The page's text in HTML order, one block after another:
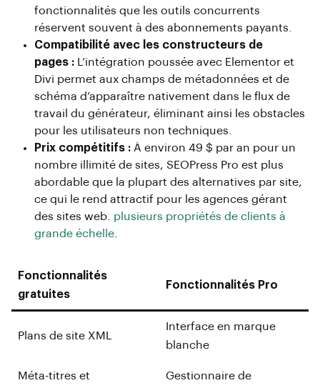
fonctionnalités que les outils concurrents
réservent souvent à des abonnements payants.
Compatibilité avec les constructeurs de
pages : L’intégration poussée avec Elementor et
Divi permet aux champs de métadonnées et de
schéma d’apparaître nativement dans le flux de
travail du générateur, éliminant ainsi les obstacles
pour les utilisateurs non techniques.
Prix ​​compétitifs : À environ 49 $ par an pour un
nombre illimité de sites, SEOPress Pro est plus
abordable que la plupart des alternatives par site,
ce qui le rend attractif pour les agences gérant
des sites web. plusieurs propriétés de clients à
grande échelle
Fonctionnalités
gratuites
Fonctionnalités Pro
Plans de site XML
Interface en marque
blanche
Méta-titres et
Gestionnaire de